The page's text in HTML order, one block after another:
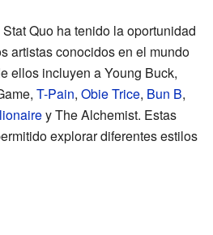
Quo ha tenido la oportunidad
artistas conocidos en el mundo
ellos incluyen a Young Buck,
T-Pain, Obie Trice, Bun B,
y The Alchemist. Estas
explorar diferentes estilos